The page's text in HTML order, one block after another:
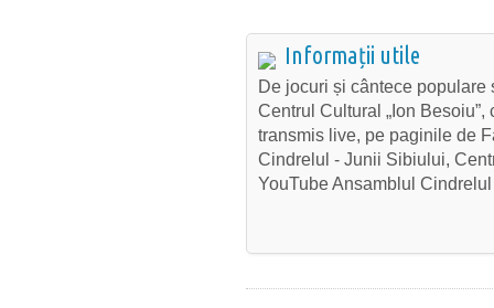
Informații utile
De jocuri și cântece populare
Centrul Cultural „Ion Besoiu”,
transmis live, pe paginile de
Cindrelul - Junii Sibiului,
YouTubeAnsamblul Cindrelul